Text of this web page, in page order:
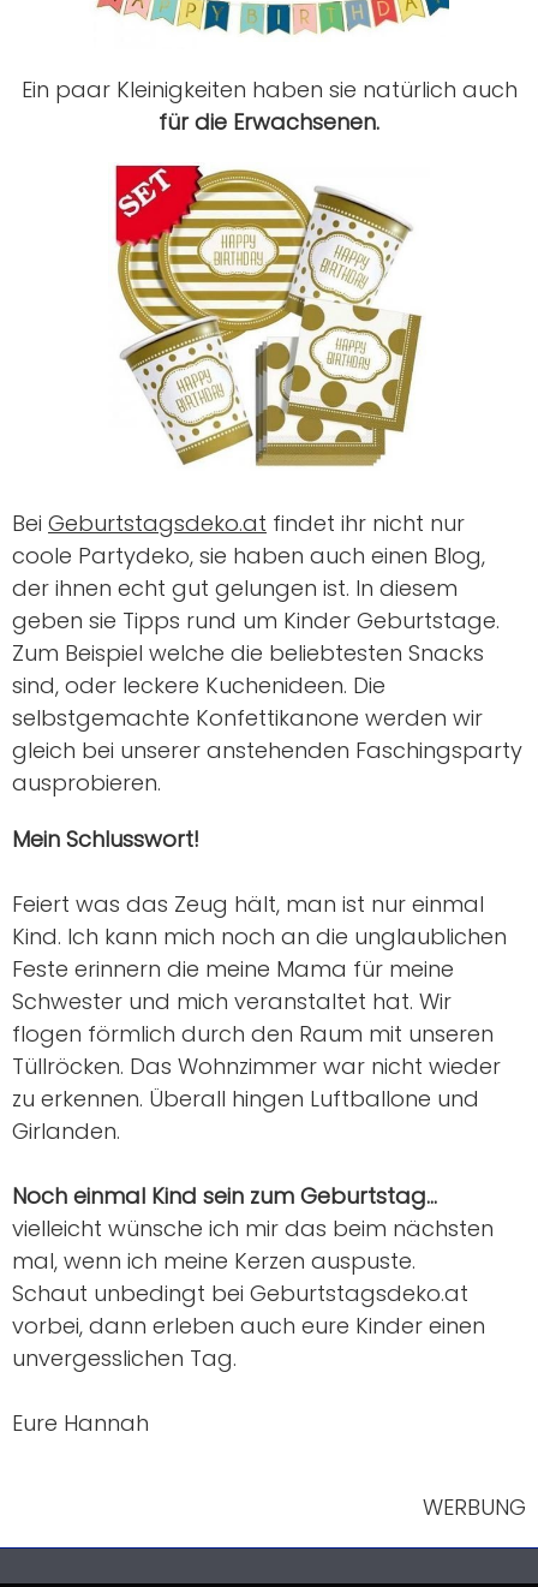
Ein paar Kleinigkeiten haben sie natürlich auch
für die Erwachsenen.
Bei Geburtstagsdeko.at findet ihr nicht nur
coole Partydeko, sie haben auch einen Blog,
der ihnen echt gut gelungen ist. In diesem
geben sie Tipps rund um Kinder Geburtstage.
Zum Beispiel welche die beliebtesten Snacks
sind, oder leckere Kuchenideen. Die
selbstgemachte Konfettikanone werden wir
gleich bei unserer anstehenden Faschingsparty
ausprobieren.
Mein Schlusswort!
Feiert was das Zeug hält, man ist nur einmal
Kind. Ich kann mich noch an die unglaublichen
Feste erinnern die meine Mama für meine
Schwester und mich veranstaltet hat. Wir
flogen förmlich durch den Raum mit unseren
Tüllröcken. Das Wohnzimmer war nicht wieder
zu erkennen. Überall hingen Luftballone und
Girlanden.
Noch einmal Kind sein zum Geburtstag…
vielleicht wünsche ich mir das beim nächsten
mal, wenn ich meine Kerzen auspuste.
Schaut unbedingt bei Geburtstagsdeko.at
vorbei, dann erleben auch eure Kinder einen
unvergesslichen Tag.
Eure Hannah
WERBUNG